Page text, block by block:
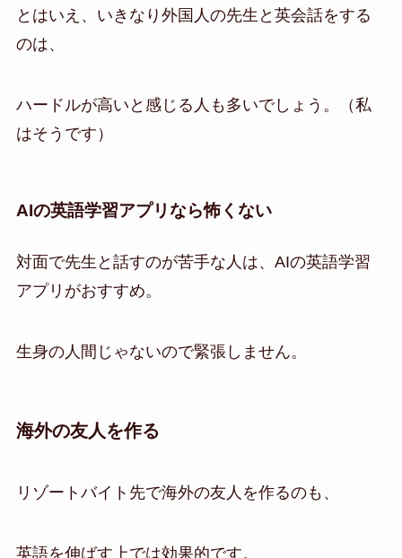
とはいえ、いきなり外国人の先生と英会話をする
のは、
ハードルが高いと感じる人も多いでしょう。（私
はそうです）
AIの英語学習アプリなら怖くない
対面で先生と話すのが苦手な人は、AIの英語学習
アプリがおすすめ。
生身の人間じゃないので緊張しません。
海外の友人を作る
リゾートバイト先で海外の友人を作るのも、
英語を伸ばす上では効果的です。